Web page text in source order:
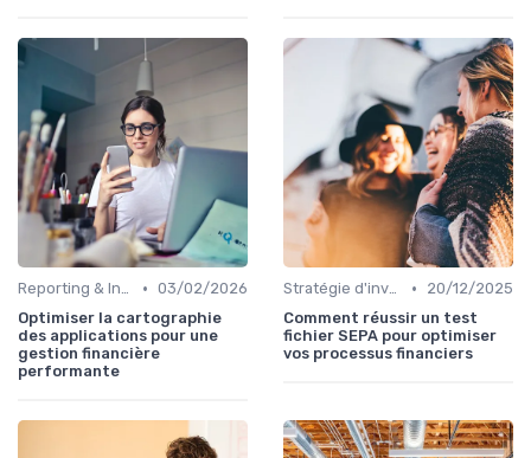
Reporting & Indicateurs • 03/02/2026
Optimiser la cartographie
des applications pour une
gestion financière
performante
Stratégie d'investissement •
20/12/2025
Comment réussir un test
fichier SEPA pour optimiser
vos processus financiers